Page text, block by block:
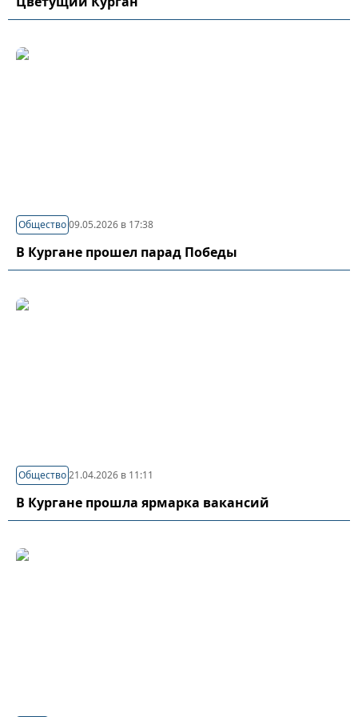
Общество09.05.2026 в 17:38
В Кургане прошел парад Победы
Общество21.04.2026 в 11:11
В Кургане прошла ярмарка вакансий